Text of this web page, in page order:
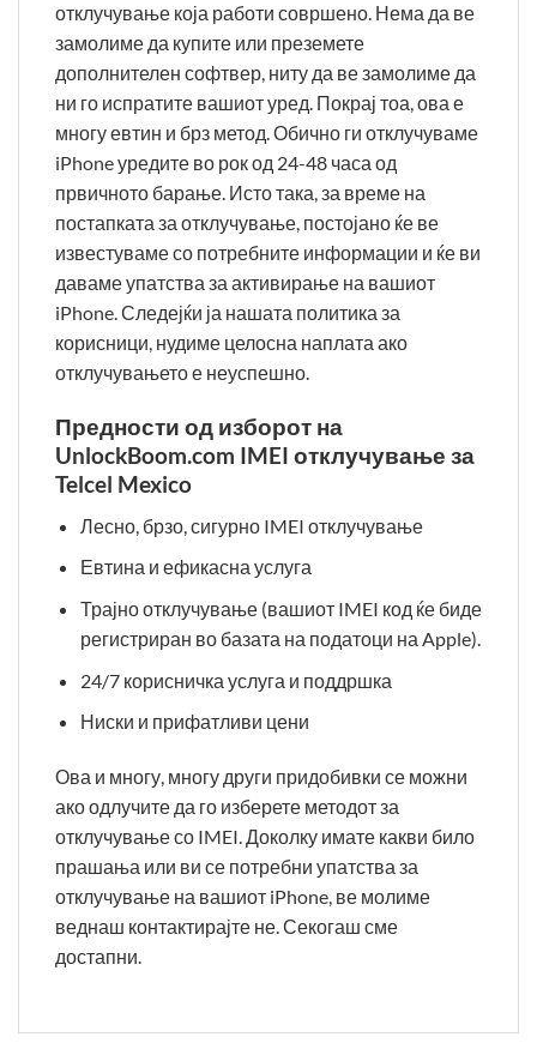
отклучување која работи совршено. Нема да ве
замолиме да купите или преземете
дополнителен софтвер, ниту да ве замолиме да
ни го испратите вашиот уред. Покрај тоа, ова е
многу евтин и брз метод. Обично ги отклучуваме
iPhone уредите во рок од 24-48 часа од
првичното барање. Исто така, за време на
постапката за отклучување, постојано ќе ве
известуваме со потребните информации и ќе ви
даваме упатства за активирање на вашиот
iPhone. Следејќи ја нашата политика за
корисници, нудиме целосна наплата ако
отклучувањето е неуспешно.
Предности од изборот на
UnlockBoom.com IMEI отклучување за
Telcel Mexico
Лесно, брзо, сигурно IMEI отклучување
Евтина и ефикасна услуга
Трајно отклучување (вашиот IMEI код ќе биде
регистриран во базата на податоци на Apple).
24/7 корисничка услуга и поддршка
Ниски и прифатливи цени
Ова и многу, многу други придобивки се можни
ако одлучите да го изберете методот за
отклучување со IMEI. Доколку имате какви било
прашања или ви се потребни упатства за
отклучување на вашиот iPhone, ве молиме
веднаш контактирајте не. Секогаш сме
достапни.